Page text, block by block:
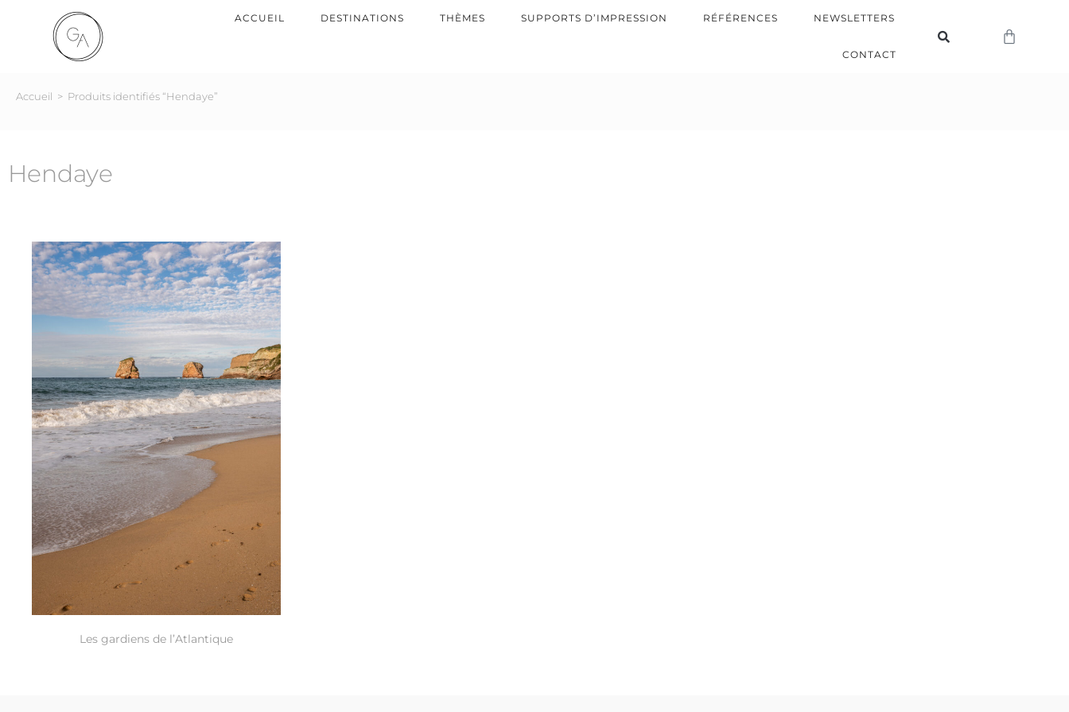
ACCUEIL DESTINATIONS THÈMES SUPPORTS D’IMPRESSION RÉFÉRENCES NEWSLETTERS
CONTACT
Accueil > Produits identifiés “Hendaye”
Hendaye
Les gardiens de l’Atlantique